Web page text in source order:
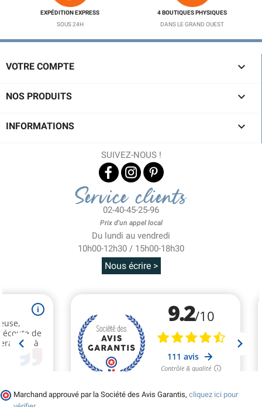
EXPÉDITION EXPRESS
SOUS 24H
4 BOUTIQUES PHYSIQUES
DANS LE GRAND OUEST
VOTRE COMPTE 
NOS PRODUITS 
INFORMATIONS 
SUIVEZ-NOUS !
Service clients
02-40-45-25-96
Prix d'un appel local
Du lundi au vendredi
10h00-12h30 / 15h00-18h30
Nous écrire >
Marchand approuvé par la Société des Avis Garantis, cliquez ici pour